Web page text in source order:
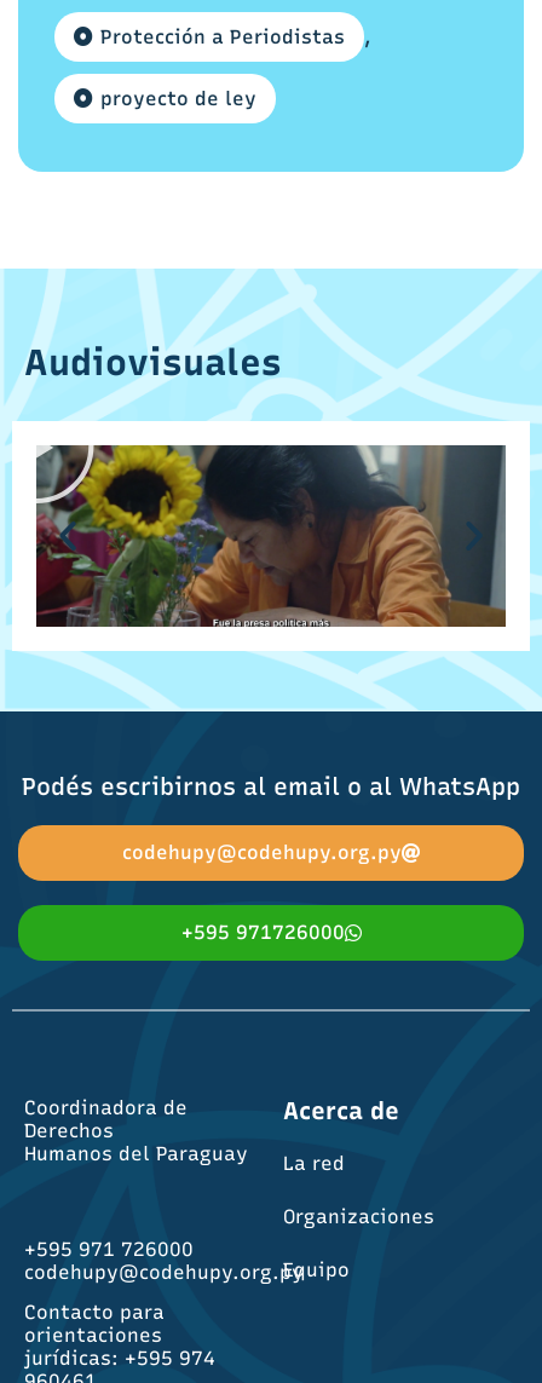
Protección a Periodistas ,
proyecto de ley
Audiovisuales
Podés escribirnos al email o al WhatsApp
codehupy@codehupy.org.py
+595 971726000
Coordinadora de
Derechos
Humanos del Paraguay
+595 971 726000
codehupy@codehupy.org.py
Contacto para
orientaciones
jurídicas: +595 974
Acerca de
La red
Organizaciones
Equipo